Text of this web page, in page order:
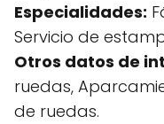
Especialidades:
Servicio de
Otros datos de
ruedas,
de ruedas.